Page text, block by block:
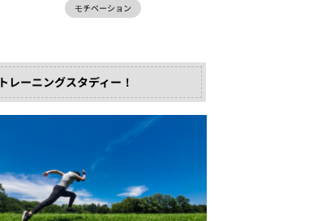
モチベーション
トレーニングスタディー！